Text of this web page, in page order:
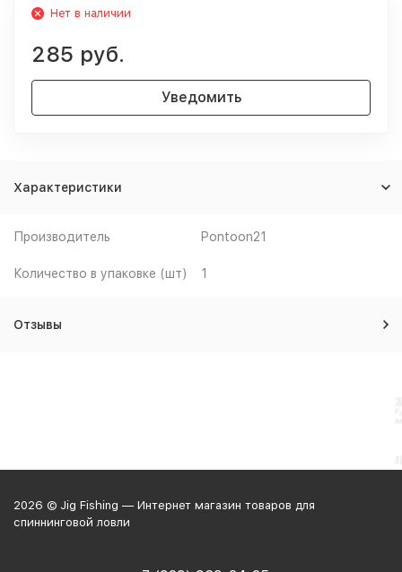
Нет в наличии
285 руб.
Уведомить
Характеристики
Производитель Pontoon21
Количество в упаковке (шт) 1
Отзывы
2026 © Jig Fishing — Интернет магазин товаров для
спиннинговой ловли